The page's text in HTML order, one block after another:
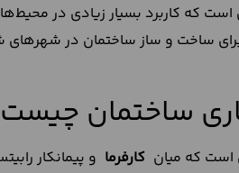
که کاربرد بسیار زیادی در
برای ساخت و ساز ساختمان در
ساختمان
است که میان کارفرما و پیمانکار